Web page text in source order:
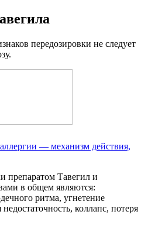
передозировки не следует
— механизм действия,
препаратом Тавегил и
в общем являются:
ритма, угнетение
коллапс, потеря